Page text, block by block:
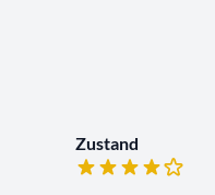
Zustand